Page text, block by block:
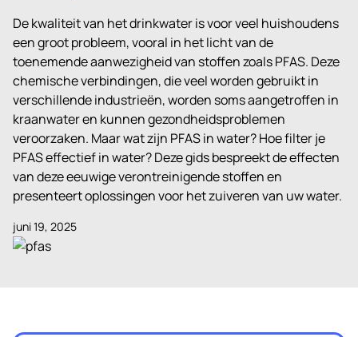
De kwaliteit van het drinkwater is voor veel huishoudens
een groot probleem, vooral in het licht van de
toenemende aanwezigheid van stoffen zoals PFAS. Deze
chemische verbindingen, die veel worden gebruikt in
verschillende industrieën, worden soms aangetroffen in
kraanwater en kunnen gezondheidsproblemen
veroorzaken. Maar wat zijn PFAS in water? Hoe filter je
PFAS effectief in water? Deze gids bespreekt de effecten
van deze eeuwige verontreinigende stoffen en
presenteert oplossingen voor het zuiveren van uw water.
juni 19, 2025